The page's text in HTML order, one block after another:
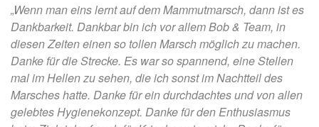
„Wenn man eins lernt auf dem Mammutmarsch, dann ist es
Dankbarkeit. Dankbar bin ich vor allem Bob & Team, in
diesen Zeiten einen so tollen Marsch möglich zu machen.
Danke für die Strecke. Es war so spannend, eine Stellen
mal im Hellen zu sehen, die ich sonst im Nachtteil des
Marsches hatte. Danke für ein durchdachtes und von allen
gelebtes Hygienekonzept. Danke für den Enthusiasmus